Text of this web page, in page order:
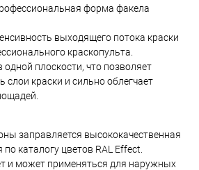
форма факела
выходящего потока краски
краскопульта.
плоскости, что позволяет
слои краски и сильно облегчает
заправляется высококачественная
каталогу цветов RAL Effect.
и может применяться для наружных